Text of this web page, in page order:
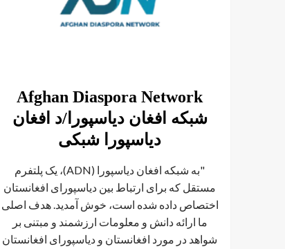
Afghan Diaspora Network
شبکه افغان دیاسپورا/د افغان
دیاسپورا شبکی
"به شبکه افغان دیاسپورا (ADN)، یک پلتفرم
مستقل که برای ارتباط بین دیاسپورای افغانستان
اختصاص داده شده است، خوش آمدید. هدف اصلی
ما ارائه دانش و معلومات ارزشمند و مبتنی بر
شواهد در مورد افغانستان و دیاسپورای افغانستان